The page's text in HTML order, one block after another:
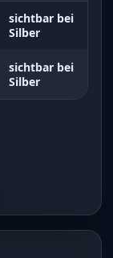
sichtbar bei
Silber
sichtbar bei
Silber